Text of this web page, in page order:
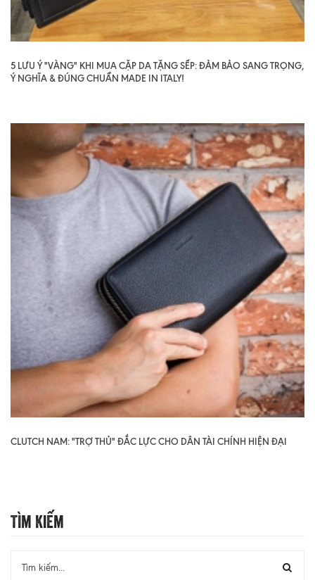
5 LƯU Ý "VÀNG" KHI MUA CẶP DA TẶNG SẾP: ĐẢM BẢO SANG TRỌNG,
Ý NGHĨA & ĐÚNG CHUẨN MADE IN ITALY!
CLUTCH NAM: "TRỢ THỦ" ĐẮC LỰC CHO DÂN TÀI CHÍNH HIỆN ĐẠI
Tìm Kiếm